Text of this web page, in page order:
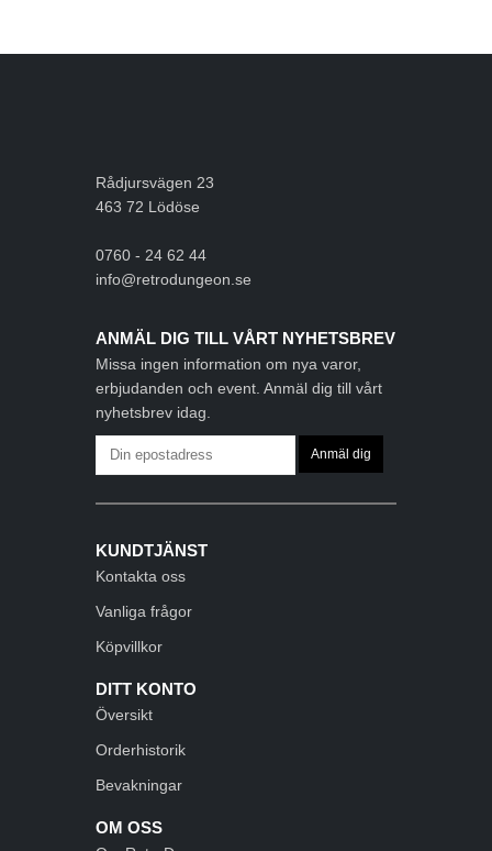
Rådjursvägen 23
463 72 Lödöse
0760 - 24 62 44
info@retrodungeon.se
ANMÄL DIG TILL VÅRT NYHETSBREV
Missa ingen information om nya varor,
erbjudanden och event. Anmäl dig till vårt
nyhetsbrev idag.
KUNDTJÄNST
Kontakta oss
Vanliga frågor
Köpvillkor
DITT KONTO
Översikt
Orderhistorik
Bevakningar
OM OSS